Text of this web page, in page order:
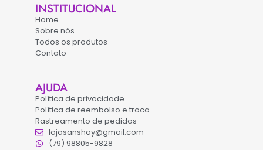
INSTITUCIONAL
Home
Sobre nós
Todos os produtos
Contato
AJUDA
Política de privacidade
Política de reembolso e troca
Rastreamento de pedidos
lojasanshay@gmail.com
(79) 98805-9828